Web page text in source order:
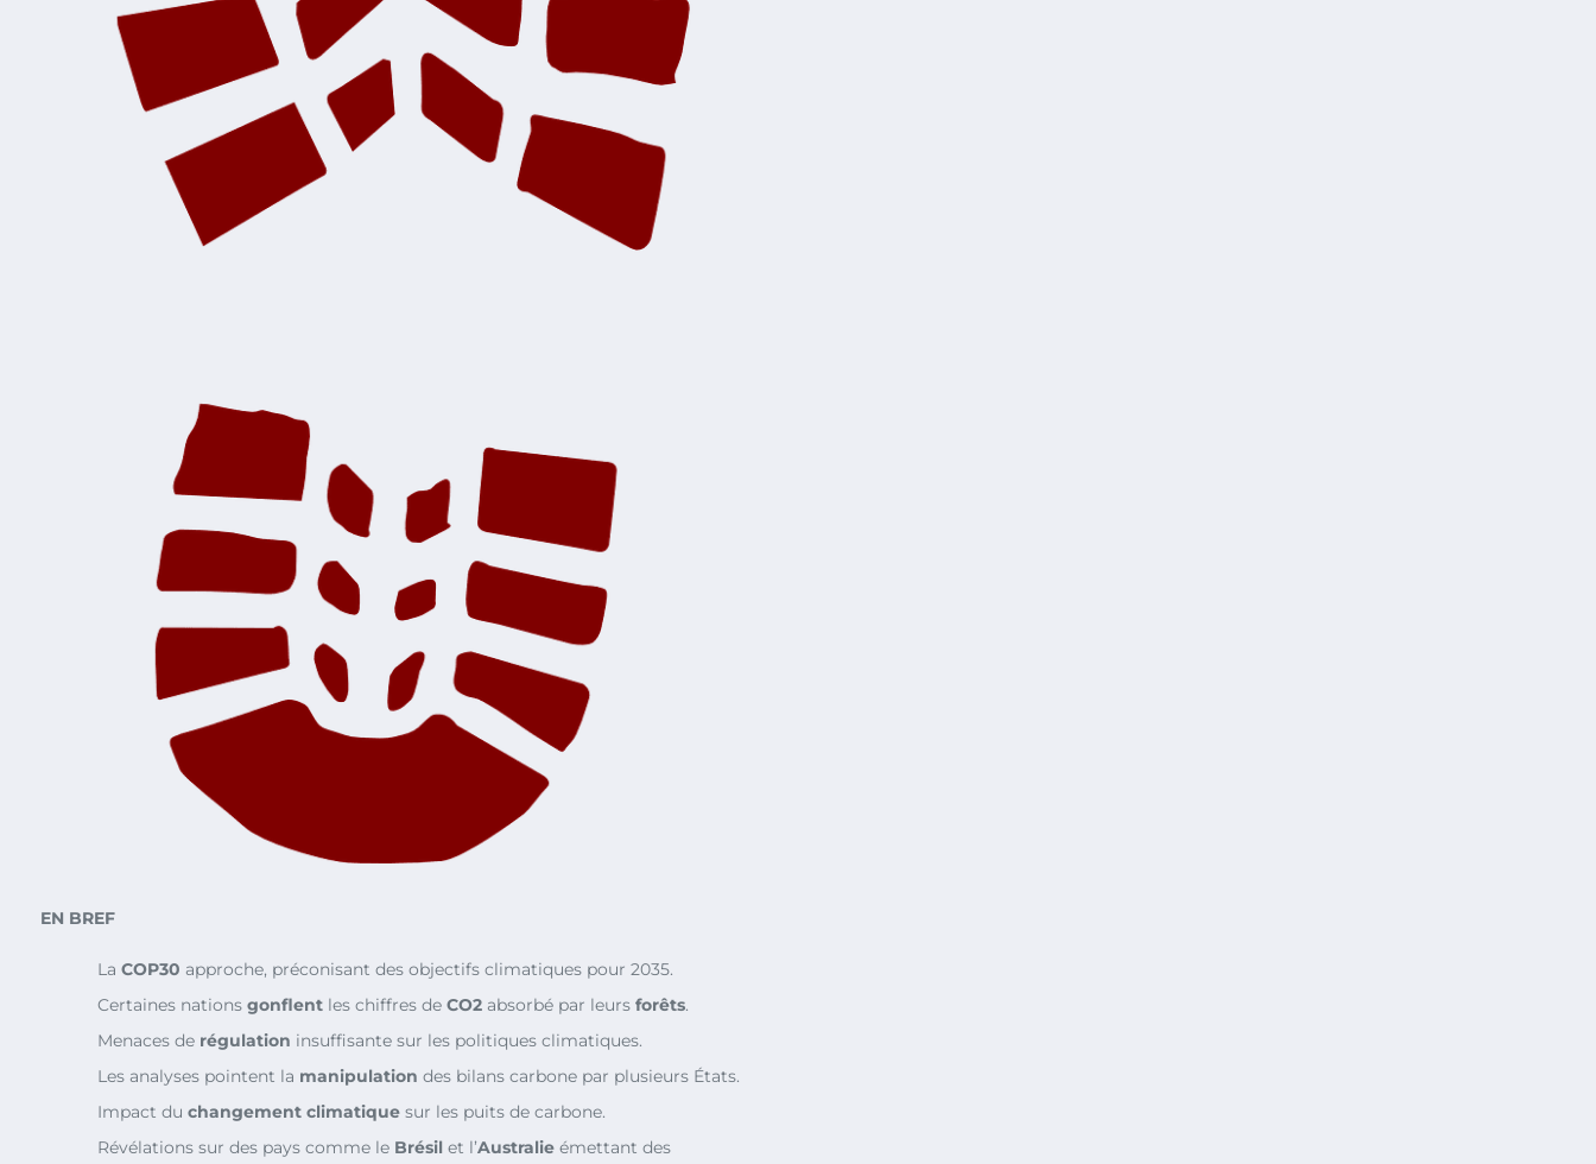
EN BREF
La COP30 approche, préconisant des objectifs climatiques pour 2035.
Certaines nations gonflent les chiffres de CO2 absorbé par leurs forêts.
Menaces de régulation insuffisante sur les politiques climatiques.
Les analyses pointent la manipulation des bilans carbone par plusieurs États.
Impact du changement climatique sur les puits de carbone.
Révélations sur des pays comme le Brésil et l’Australie émettant des